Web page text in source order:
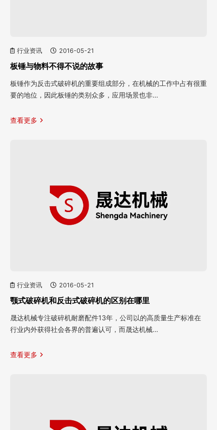
行业资讯 2016-05-21
板锤与物料不得不说的故事
板锤作为反击式破碎机的重要组成部分，在机械的工作中占有很重
要的地位，因此板锤的类别众多，应用场景也非…
查看更多
行业资讯 2016-05-21
颚式破碎机和反击式破碎机的区别在哪里
晟达机械专注破碎机耐磨配件13年，公司以的高质量生产标准在
行业内外获得社会各界的普遍认可，而晟达机械…
查看更多